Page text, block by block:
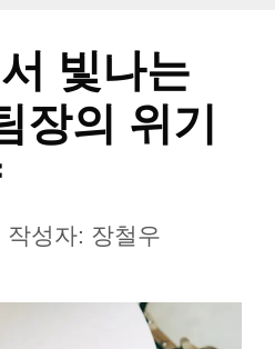
빛나는
장의 위기
작성자: 장철우